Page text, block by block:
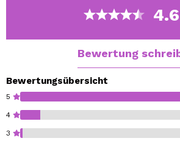
LashGrip Adhesive (sold
pack contains one pair of lashes.
Bewertung
Bewertungsübersicht
5
4
3